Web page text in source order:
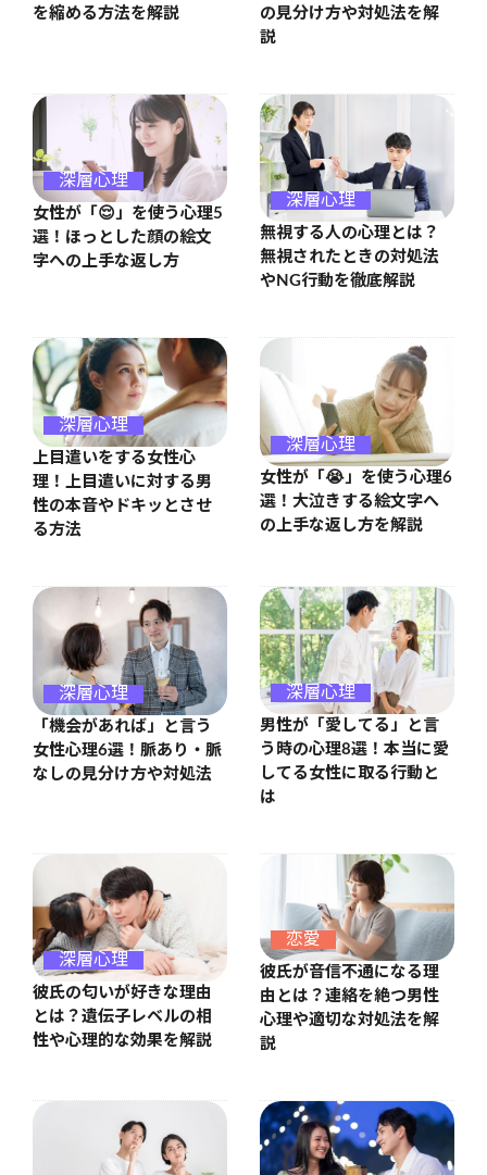
を縮める方法を解説
の見分け方や対処法を解
説
深層心理
女性が「😌」を使う心理5
選！ほっとした顔の絵文
字への上手な返し方
深層心理
無視する人の心理とは？
無視されたときの対処法
やNG行動を徹底解説
深層心理
上目遣いをする女性心
理！上目遣いに対する男
性の本音やドキッとさせ
る方法
深層心理
女性が「😭」を使う心理6
選！大泣きする絵文字へ
の上手な返し方を解説
深層心理
「機会があれば」と言う
女性心理6選！脈あり・脈
なしの見分け方や対処法
深層心理
男性が「愛してる」と言
う時の心理8選！本当に愛
してる女性に取る行動と
は
深層心理
彼氏の匂いが好きな理由
とは？遺伝子レベルの相
性や心理的な効果を解説
恋愛
彼氏が音信不通になる理
由とは？連絡を絶つ男性
心理や適切な対処法を解
説